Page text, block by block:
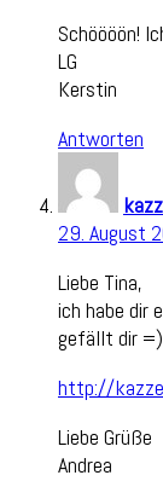
Schöööön!
LG
Kerstin
Antworten
29. August
Liebe Tina,
ich habe dir
gefällt dir =)
http://
Liebe Grüße
Andrea